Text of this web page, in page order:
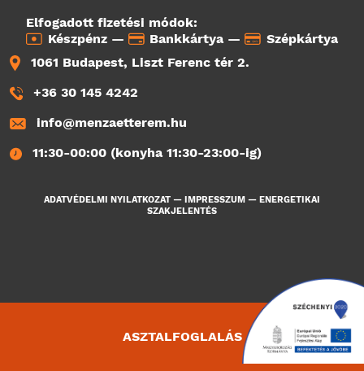
Elfogadott fizetési módok:
Készpénz —
Bankkártya —
Szépkártya
1061 Budapest, Liszt Ferenc tér 2.
+36 30 145 4242
info@menzaetterem.hu
11:30-00:00 (konyha 11:30-23:00-ig)
ADATVÉDELMI NYILATKOZAT — IMPRESSZUM — ENERGETIKAI
SZAKJELENTÉS
ASZTALFOGLALÁS